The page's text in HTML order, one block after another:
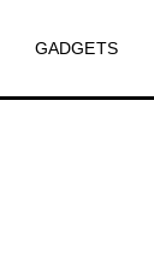
GADGETS